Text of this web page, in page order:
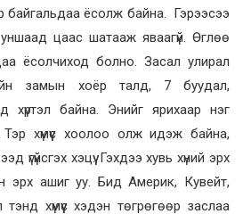
байгальдаа ёсолж байна. Гэрээсээ
цаас шатааж яваагүй. Өглөө
ёсолчиход болно. Засал улирал
замын хоёр талд, 7 буудал,
хүртэл байна. Энийг ярихаар нэг
хүмүүс хоолоо олж идэж байна,
үгүйсгэх хэцүү. Гэхдээ хувь хүний эрх
эрх ашиг уу. Бид Америк, Кувейт,
хүмүүс хэдэн төгрөгөөр заслаа